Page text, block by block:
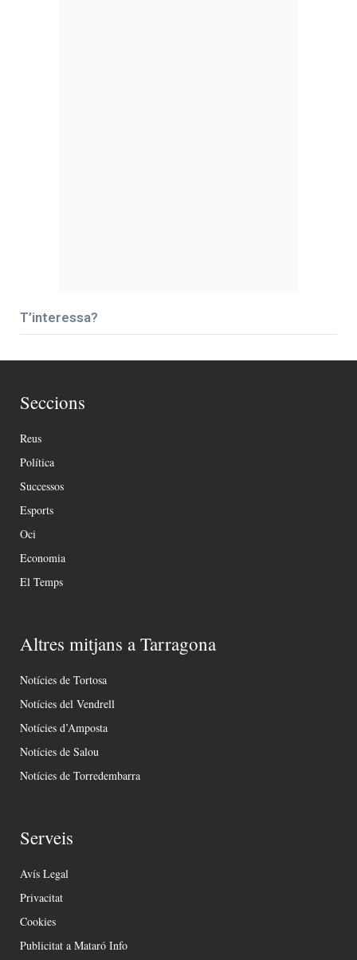
T’interessa?
Seccions
Reus
Política
Successos
Esports
Oci
Economia
El Temps
Altres mitjans a Tarragona
Notícies de Tortosa
Notícies del Vendrell
Notícies d’Amposta
Notícies de Salou
Notícies de Torredembarra
Serveis
Avís Legal
Privacitat
Cookies
Publicitat a Mataró Info